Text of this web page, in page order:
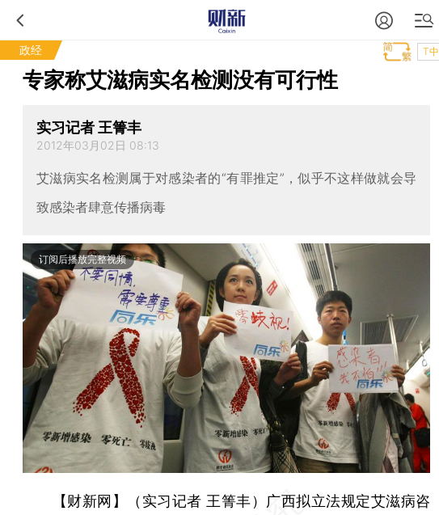
政经 T中
专家称艾滋病实名检测没有可行性
实习记者 王箐丰
2012年03月02日 08:13
艾滋病实名检测属于对感染者的“有罪推定”，似乎不这样做就会导
致感染者肆意传播病毒
订阅后播放完整视频
【财新网】（实习记者 王箐丰） 广西拟立法规定艾滋病咨